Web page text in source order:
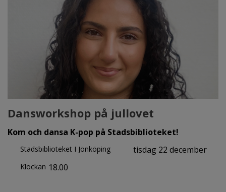
Dansworkshop på jullovet
Kom och dansa K-pop på Stadsbiblioteket!
Stadsbiblioteket I Jönköping tisdag 22 december
Klockan 18.00